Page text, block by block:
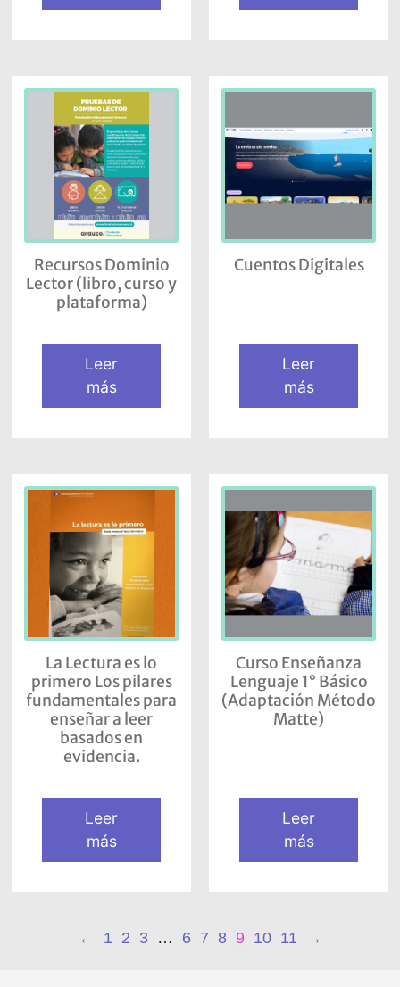
Recursos Dominio
Lector (libro, curso y
plataforma)
Leer
más
Cuentos Digitales
Leer
más
La Lectura es lo
primero Los pilares
fundamentales para
enseñar a leer
basados en
evidencia.
Leer
más
Curso Enseñanza
Lenguaje 1° Básico
(Adaptación Método
Matte)
Leer
más
← 1 2 3 … 6 7 8 9 10 11 →